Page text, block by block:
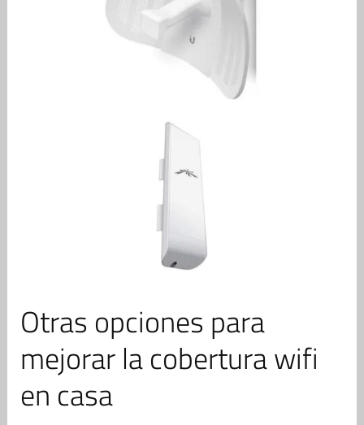
Otras opciones para
mejorar la cobertura wifi
en casa